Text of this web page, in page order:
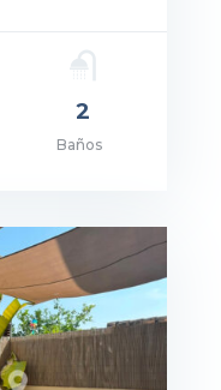
2
Baños